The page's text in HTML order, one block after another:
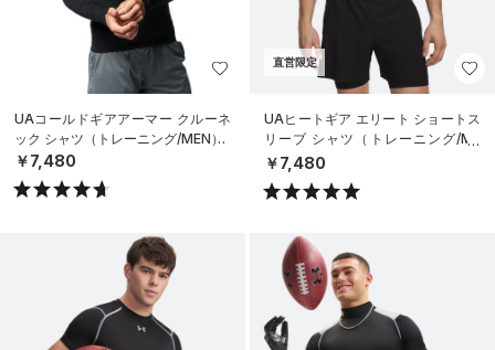
UAコールドギアアーマー クルーネ
ック シャツ（トレーニング/MEN）
￥7,480
直営限定
UAヒートギア エリート ショートス
リーブ シャツ（トレーニング/ME
N）
￥7,480